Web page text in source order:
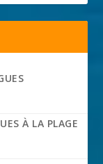
À LA PLAGE